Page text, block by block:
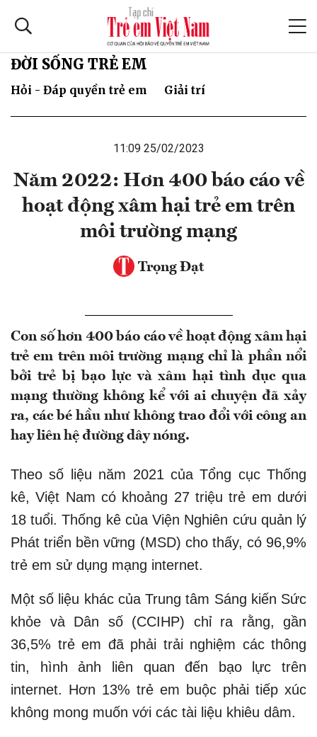
ĐỜI SỐNG TRẺ EM
Hỏi - Đáp quyền trẻ em Giải trí
11:09 25/02/2023
Năm 2022: Hơn 400 báo cáo về
hoạt động xâm hại trẻ em trên
môi trường mạng
Trọng Đạt
Con số hơn 400 báo cáo về hoạt động xâm hại
trẻ em trên môi trường mạng chỉ là phần nổi
bởi trẻ bị bạo lực và xâm hại tình dục qua
mạng thường không kể với ai chuyện đã xảy
ra, các bé hầu như không trao đổi với công an
hay liên hệ đường dây nóng.
Theo số liệu năm 2021 của Tổng cục Thống
kê, Việt Nam có khoảng 27 triệu trẻ em dưới
18 tuổi. Thống kê của Viện Nghiên cứu quản lý
Phát triển bền vững (MSD) cho thấy, có 96,9%
trẻ em sử dụng mạng internet.
Một số liệu khác của Trung tâm Sáng kiến Sức
khỏe và Dân số (CCIHP) chỉ ra rằng, gần
36,5% trẻ em đã phải trải nghiệm các thông
tin, hình ảnh liên quan đến bạo lực trên
internet. Hơn 13% trẻ em buộc phải tiếp xúc
không mong muốn với các tài liệu khiêu dâm.